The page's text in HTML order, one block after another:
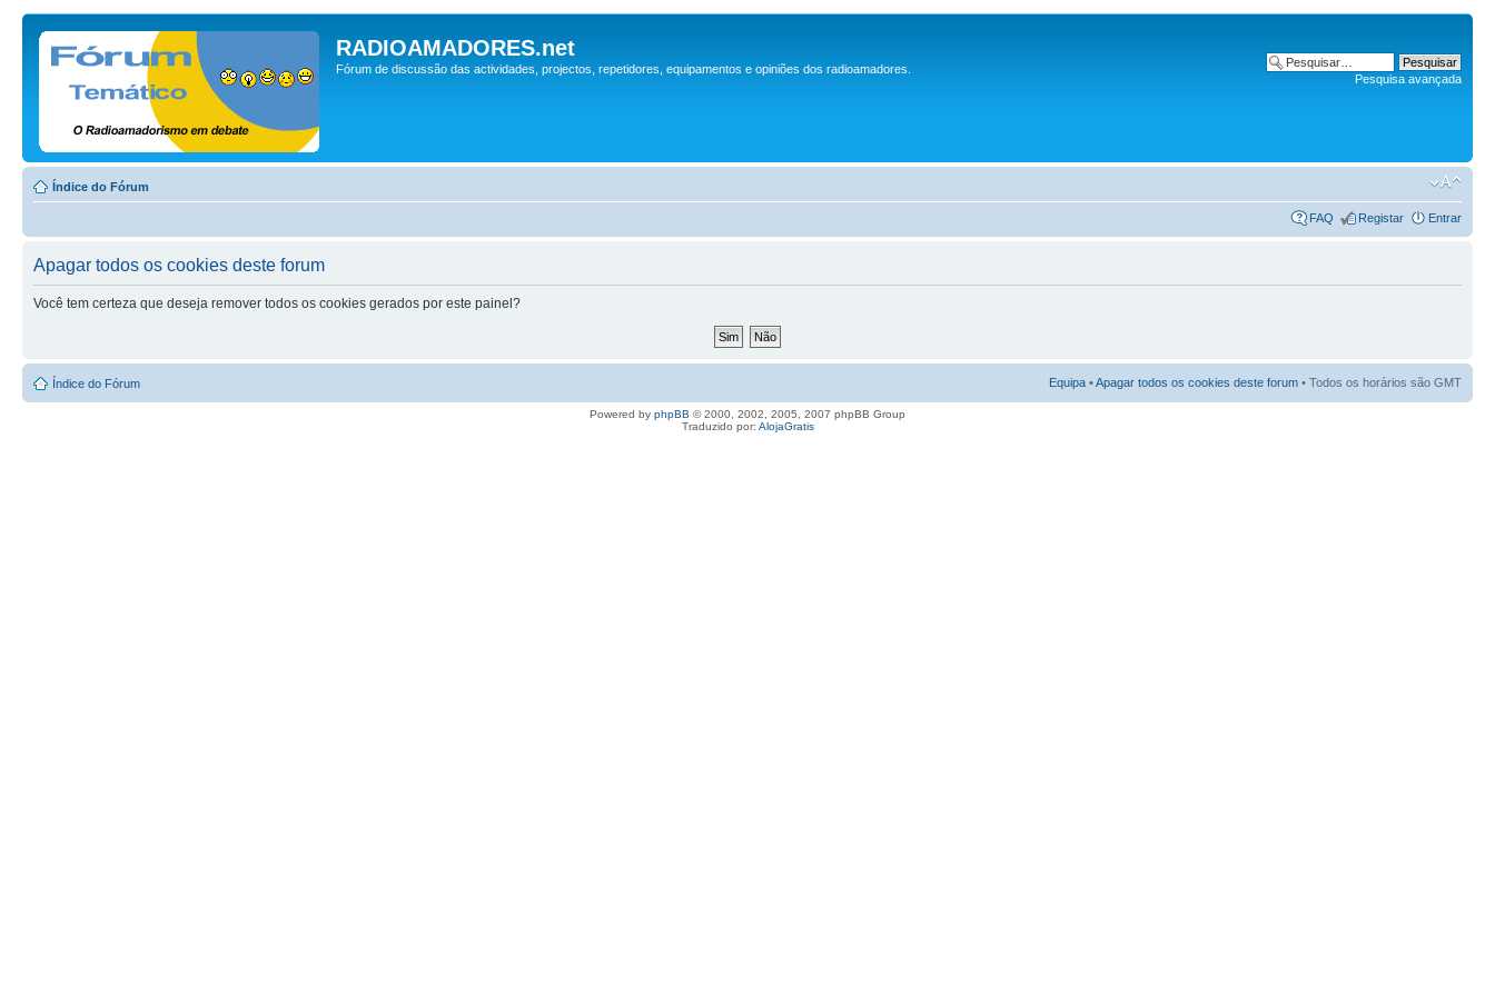
RADIOAMADORES.net
Fórum de discussão das actividades, projectos, repetidores, equipamentos e opiniões dos radioamadores.
Pesquisa avançada
Índice do Fórum
FAQ Registar Entrar
Apagar todos os cookies deste forum
Você tem certeza que deseja remover todos os cookies gerados por este painel?
Índice do Fórum Equipa •Apagar todos os cookies deste forum • Todos os horários são GMT
Powered by phpBB © 2000, 2002, 2005, 2007 phpBB Group
Traduzido por: AlojaGratis